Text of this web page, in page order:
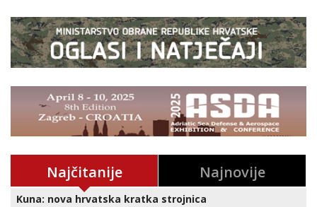
Najčitanije Najnovije
Kuna: nova hrvatska kratka strojnica